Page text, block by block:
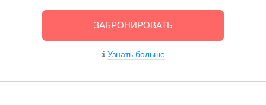
ЗАБРОНИРОВАТЬ
Узнать больше